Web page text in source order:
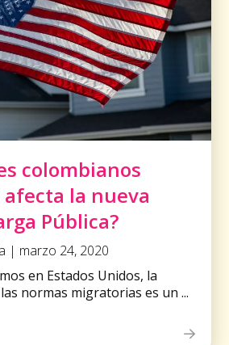
colombianos
afecta la nueva
Pública?
| marzo 24, 2020
en Estados Unidos, la
normas migratorias es un ...